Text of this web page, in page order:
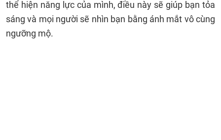
thể hiện năng lực của mình, điều này sẽ giúp bạn tỏa
sáng và mọi người sẽ nhìn bạn bằng ánh mắt vô cùng
ngưỡng mộ.